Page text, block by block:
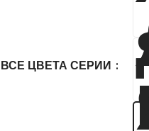
ВСЕ ЦВЕТА СЕРИИ